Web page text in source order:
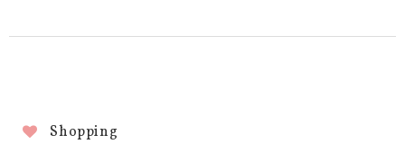
Shopping